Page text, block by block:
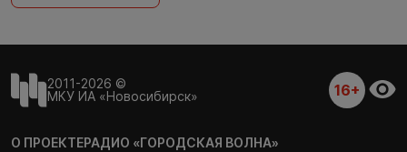
2011-2026 ©
МКУ ИА «Новосибирск»
16+
О ПРОЕКТЕРАДИО «ГОРОДСКАЯ ВОЛНА»